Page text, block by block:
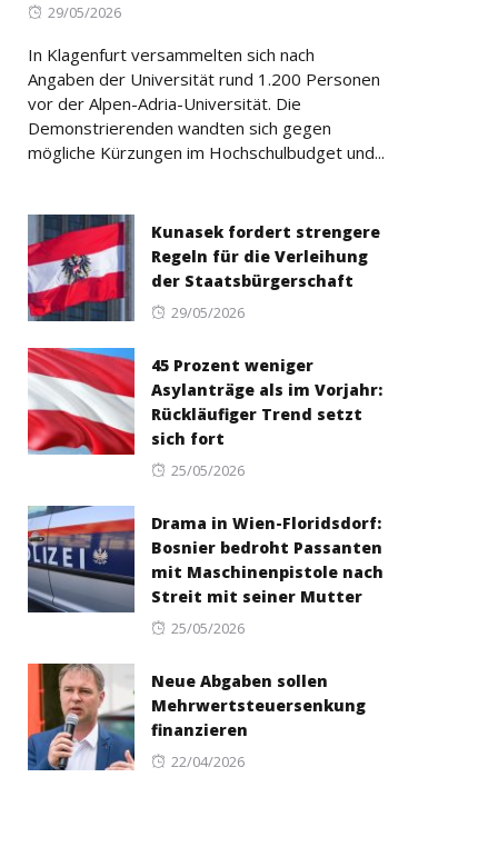
Posted
29/05/2026
In Klagenfurt versammelten sich nach
Angaben der Universität rund 1.200 Personen
vor der Alpen-Adria-Universität. Die
Demonstrierenden wandten sich gegen
mögliche Kürzungen im Hochschulbudget und...
Kunasek fordert strengere
Regeln für die Verleihung
der Staatsbürgerschaft
Posted
29/05/2026
45 Prozent weniger
Asylanträge als im Vorjahr:
Rückläufiger Trend setzt
sich fort
Posted
25/05/2026
Drama in Wien-Floridsdorf:
Bosnier bedroht Passanten
mit Maschinenpistole nach
Streit mit seiner Mutter
Posted
25/05/2026
Neue Abgaben sollen
Mehrwertsteuersenkung
finanzieren
Posted
22/04/2026